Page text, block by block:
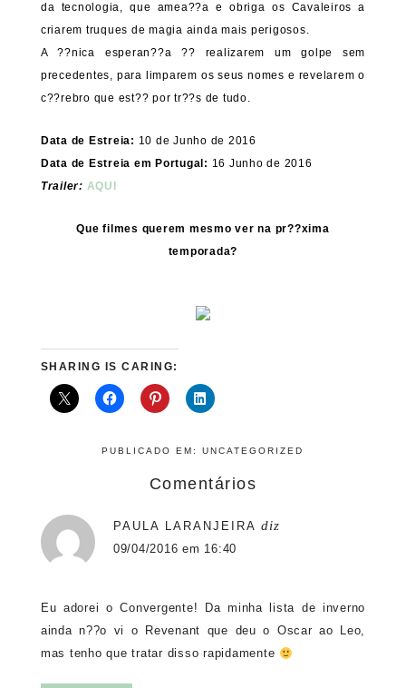
da tecnologia, que amea??a e obriga os Cavaleiros a
criarem truques de magia ainda mais perigosos.
A ??nica esperan??a ?? realizarem um golpe sem
precedentes, para limparem os seus nomes e revelarem o
c??rebro que est?? por tr??s de tudo.
Data de Estreia: 10 de Junho de 2016
Data de Estreia em Portugal: 16 Junho de 2016
Trailer: AQUI
Que filmes querem mesmo ver na pr??xima
temporada?
SHARING IS CARING:
PUBLICADO EM:UNCATEGORIZED
Comentários
PAULA LARANJEIRA diz
09/04/2016 em 16:40
Eu adorei o Convergente! Da minha lista de inverno
ainda n??o vi o Revenant que deu o Oscar ao Leo,
mas tenho que tratar disso rapidamente